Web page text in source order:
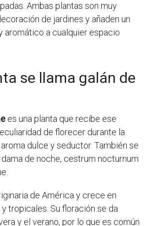
Ambas plantas son muy
de jardines y añaden un
aromático a cualquier espacio
se llama galán de
es una planta que recibe ese
de florecer durante la
dulce y seductor. También se
de noche, cestrum nocturnum
de América y crece en
tropicales. Su floración se da
y el verano, por lo que es común